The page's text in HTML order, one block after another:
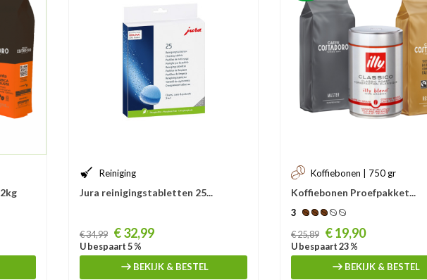
Reiniging
Jura reinigingstabletten 25...
Prijs
€ 34,99 € 32,99
U bespaart 5 %
BEKIJK & BESTEL
Koffiebonen | 750 gr
Koffiebonen Proefpakket...
3
Prijs
€ 25,89 € 19,90
U bespaart 23 %
BEKIJK & BESTEL